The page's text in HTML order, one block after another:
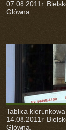
07.08.2011r.
Główna.
Tablica
14.08.2011r.
Główna.